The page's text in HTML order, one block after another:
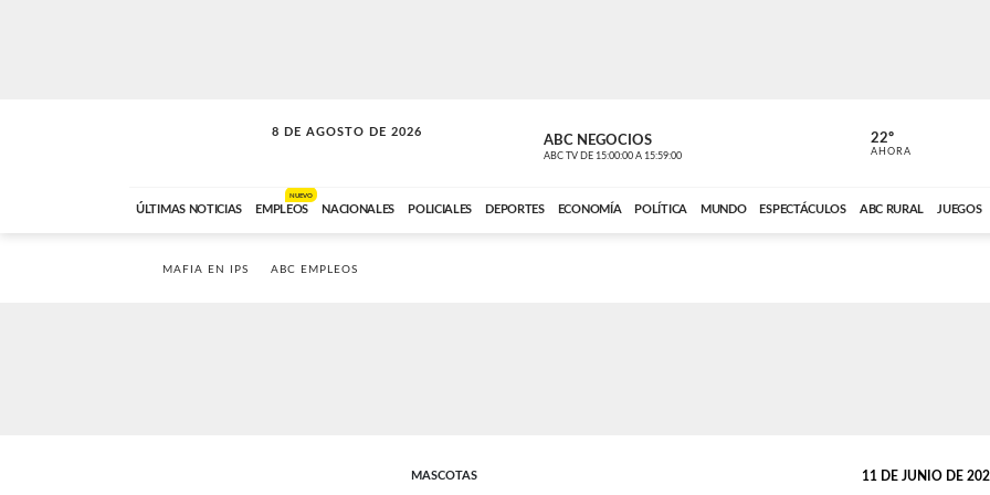
8 DE AGOSTO DE 2026
SOLO MÚSICA ABC NEGOCIOS
ABC TV DE 15:00:00 A 15:59:00 ABC CARDINAL
22º
AHORA
ÚLTIMAS NOTICIAS EMPLEOS
NUEVO
NACIONALES POLICIALES DEPORTES ECONOMÍA POLÍTICA MUNDO ESPECTÁCULOS ABC RURAL JUEGOS
MAFIA EN IPS ABC EMPLEOS
MASCOTAS 11 DE JUNIO DE